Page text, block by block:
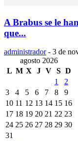
A Brabus se le
que...
administrador - 3 de
agosto 2026
L M X J V S D
1
2
3
4 5 6 7 8
9
10 11 12 13 14 15 16
17 18 19 20 21 22 23
24 25 26 27 28 29 30
31